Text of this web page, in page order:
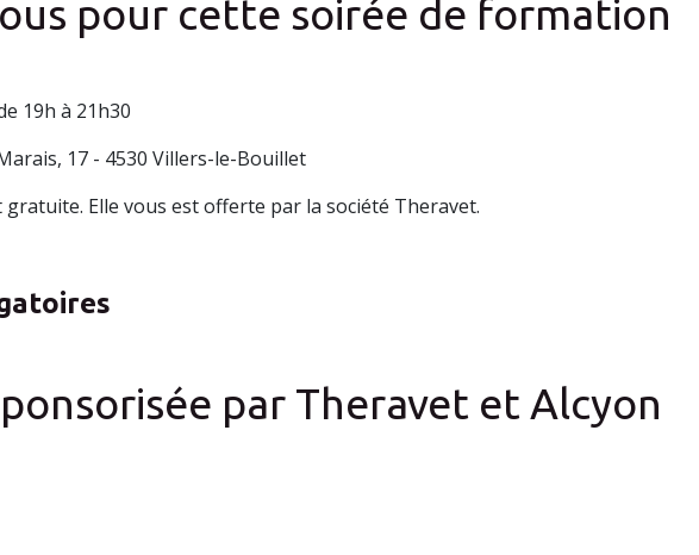
pour cette soirée de formation
19h à 21h30
17 - 4530 Villers-le-Bouillet
Elle vous est offerte par la société Theravet.
par Theravet et Alcyon